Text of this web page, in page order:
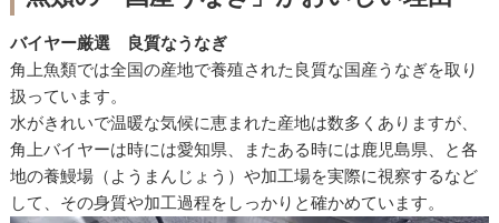
バイヤー厳選 良質なうなぎ
角上魚類では全国の産地で養殖された良質な国産うなぎを取り
扱っています。
水がきれいで温暖な気候に恵まれた産地は数多くありますが、
角上バイヤーは時には愛知県、またある時には鹿児島県、と各
地の養鰻場（ようまんじょう）や加工場を実際に視察するなど
して、その身質や加工過程をしっかりと確かめています。